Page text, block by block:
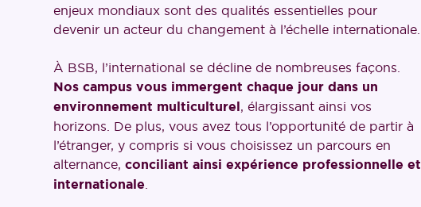
enjeux mondiaux sont des qualités essentielles pour
devenir un acteur du changement à l’échelle internationale.
À BSB, l’international se décline de nombreuses façons.
Nos campus vous immergent chaque jour dans un
environnement multiculturel, élargissant ainsi vos
horizons. De plus, vous avez tous l’opportunité de partir à
l’étranger, y compris si vous choisissez un parcours en
alternance,conciliant ainsi expérience professionnelle et
internationale.